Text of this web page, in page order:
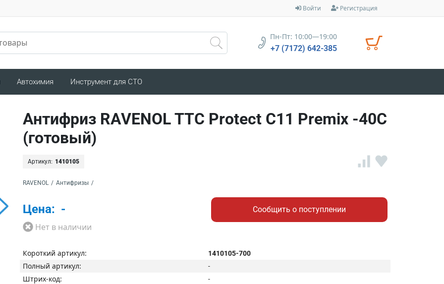
Войти Регистрация
Пн-Пт: 10:00—19:00
+7 (7172) 642-385
Автохимия Инструмент для СТО
Антифриз RAVENOL TTC Protect C11 Premix -40C
(готовый)
Артикул: 1410105
RAVENOL / Антифризы /
Цена: -
Нет в наличии
Сообщить о поступлении
Короткий артикул: 1410105-700
Полный артикул: -
Штрих-код: -